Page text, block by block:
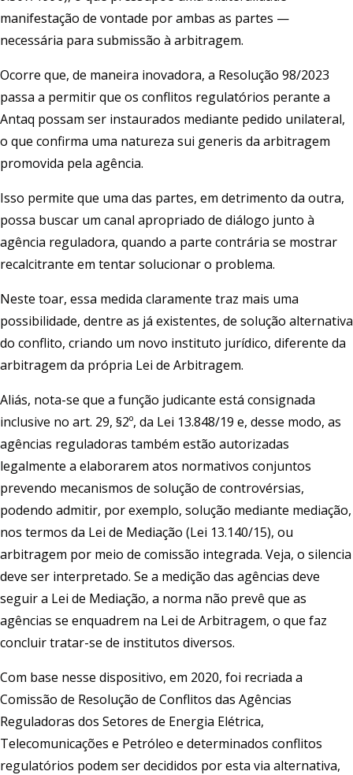
manifestação de vontade por ambas as partes —
necessária para submissão à arbitragem.
Ocorre que, de maneira inovadora, a Resolução 98/2023
passa a permitir que os conflitos regulatórios perante a
Antaq possam ser instaurados mediante pedido unilateral,
o que confirma uma natureza sui generis da arbitragem
promovida pela agência.
Isso permite que uma das partes, em detrimento da outra,
possa buscar um canal apropriado de diálogo junto à
agência reguladora, quando a parte contrária se mostrar
recalcitrante em tentar solucionar o problema.
Neste toar, essa medida claramente traz mais uma
possibilidade, dentre as já existentes, de solução alternativa
do conflito, criando um novo instituto jurídico, diferente da
arbitragem da própria Lei de Arbitragem.
Aliás, nota-se que a função judicante está consignada
inclusive no art. 29, §2º, da Lei 13.848/19 e, desse modo, as
agências reguladoras também estão autorizadas
legalmente a elaborarem atos normativos conjuntos
prevendo mecanismos de solução de controvérsias,
podendo admitir, por exemplo, solução mediante mediação,
nos termos da Lei de Mediação (Lei 13.140/15), ou
arbitragem por meio de comissão integrada. Veja, o silencia
deve ser interpretado. Se a medição das agências deve
seguir a Lei de Mediação, a norma não prevê que as
agências se enquadrem na Lei de Arbitragem, o que faz
concluir tratar-se de institutos diversos.
Com base nesse dispositivo, em 2020, foi recriada a
Comissão de Resolução de Conflitos das Agências
Reguladoras dos Setores de Energia Elétrica,
Telecomunicações e Petróleo e determinados conflitos
regulatórios podem ser decididos por esta via alternativa,